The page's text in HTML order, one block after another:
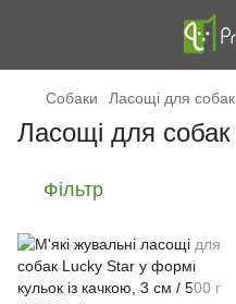
Cобаки Ласощі для собак
Ласощі для собак
Фільтр